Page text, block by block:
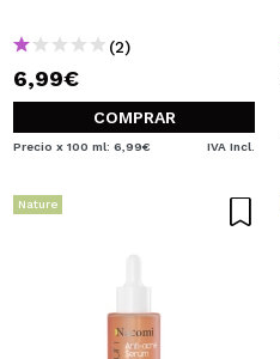
(2)
6,99€
COMPRAR
Precio x 100 ml: 6,99€ IVA Incl.
Nature